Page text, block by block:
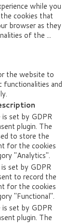
while you
cookies that
browser as they
of the ...
the website to
functionalities and
is set by GDPR
plugin. The
to store the
for the cookies
"Analytics".
set by GDPR
to record the
for the cookies
"Functional".
is set by GDPR
plugin. The